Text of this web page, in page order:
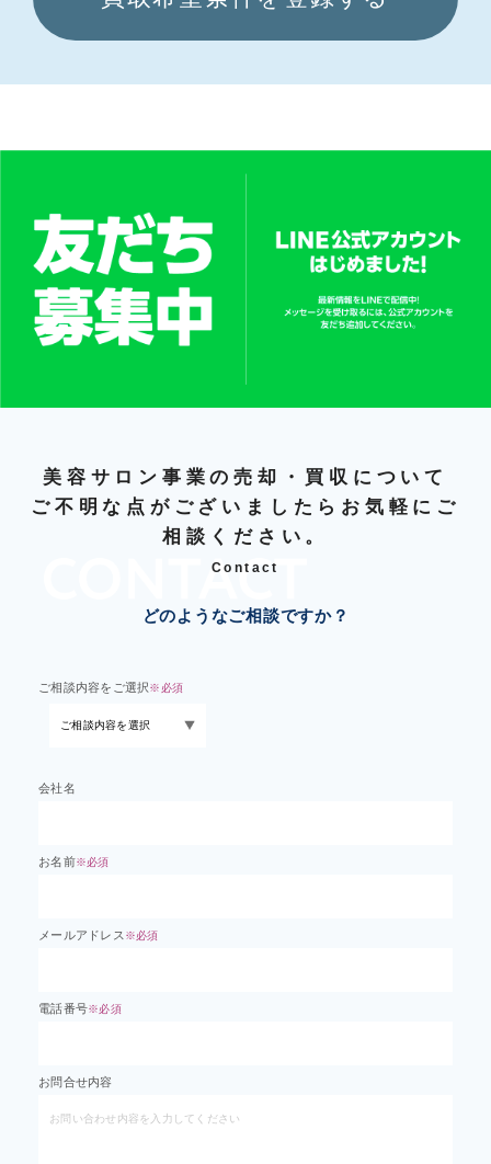
美容サロン事業の売却・買収について
ご不明な点がございましたらお気軽にご
相談ください。
Contact
どのようなご相談ですか？
ご相談内容をご選択※必須
会社名
お名前※必須
メールアドレス ※必須
電話番号※必須
お問合せ内容